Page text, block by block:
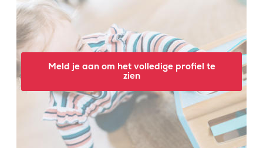
Meld je aan om het volledige profiel te
zien